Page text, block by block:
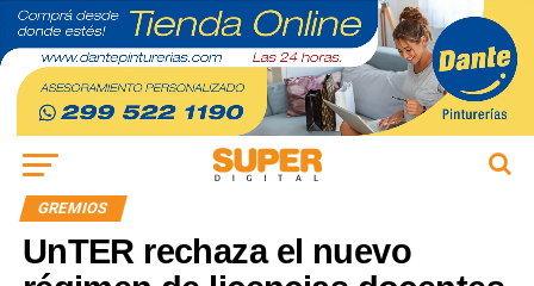
GREMIOS
UnTER rechaza el nuevo